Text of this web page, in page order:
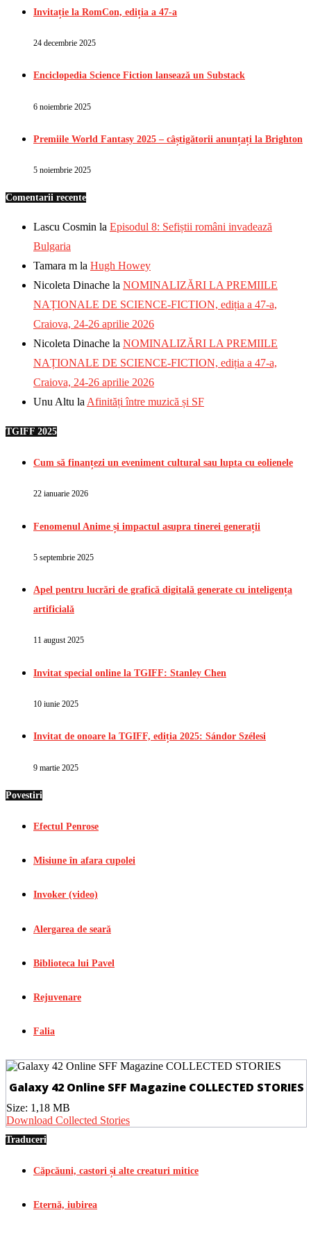
Invitație la RomCon, ediția a 47-a
24 decembrie 2025
Enciclopedia Science Fiction lansează un Substack
6 noiembrie 2025
Premiile World Fantasy 2025 – câștigătorii anunțați la Brighton
5 noiembrie 2025
Comentarii recente
Lascu Cosmin la Episodul 8: Sefiștii români invadează
Bulgaria
Tamara m la Hugh Howey
Nicoleta Dinache la NOMINALIZĂRI LA PREMIILE
NAȚIONALE DE SCIENCE-FICTION, ediția a 47-a,
Craiova, 24-26 aprilie 2026
Nicoleta Dinache la NOMINALIZĂRI LA PREMIILE
NAȚIONALE DE SCIENCE-FICTION, ediția a 47-a,
Craiova, 24-26 aprilie 2026
Unu Altu la Afinități între muzică și SF
TGIFF 2025
Cum să finanțezi un eveniment cultural sau lupta cu eolienele
22 ianuarie 2026
Fenomenul Anime și impactul asupra tinerei generații
5 septembrie 2025
Apel pentru lucrări de grafică digitală generate cu inteligența
artificială
11 august 2025
Invitat special online la TGIFF: Stanley Chen
10 iunie 2025
Invitat de onoare la TGIFF, ediția 2025: Sándor Szélesi
9 martie 2025
Povestiri
Efectul Penrose
Misiune în afara cupolei
Invoker (video)
Alergarea de seară
Biblioteca lui Pavel
Rejuvenare
Falia
Galaxy 42 Online SFF Magazine COLLECTED STORIES
Size: 1,18 MB
Download Collected Stories
Traduceri
Căpcăuni, castori și alte creaturi mitice
Eternă, iubirea